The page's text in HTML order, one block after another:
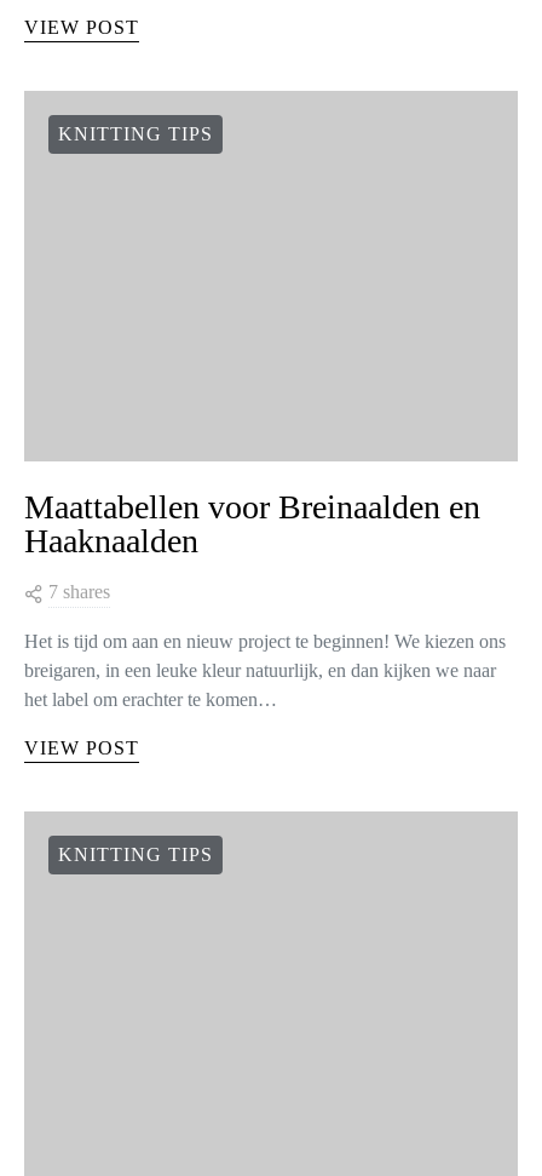
VIEW POST
KNITTING TIPS
Maattabellen voor Breinaalden en
Haaknaalden
7 shares
Het is tijd om aan en nieuw project te beginnen! We kiezen ons
breigaren, in een leuke kleur natuurlijk, en dan kijken we naar
het label om erachter te komen…
VIEW POST
KNITTING TIPS